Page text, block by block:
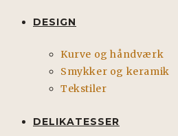
DESIGN
Kurve og håndværk
Smykker og keramik
Tekstiler
DELIKATESSER